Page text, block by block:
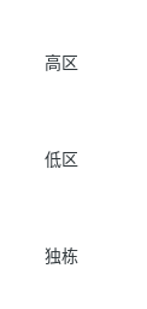
高区
低区
独栋